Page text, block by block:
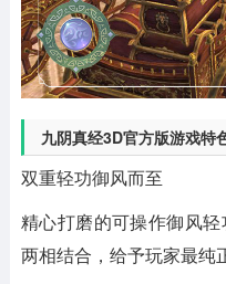
九阴真经3D官方版游戏特
双重轻功御风而至
精心打磨的可操作御风
两相结合，给予玩家最纯